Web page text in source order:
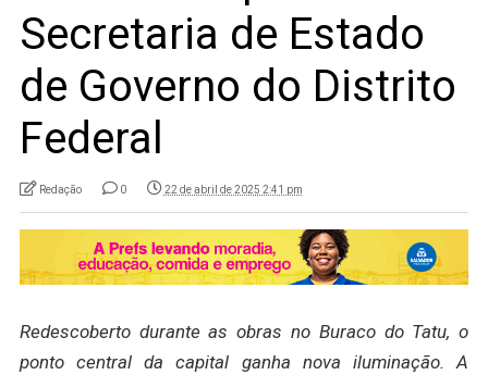
Secretaria de Estado
de Governo do Distrito
Federal
Redação 0 22 de abril de 2025 2:41 pm
Redescoberto durante as obras no Buraco do Tatu, o
ponto central da capital ganha nova iluminação. A